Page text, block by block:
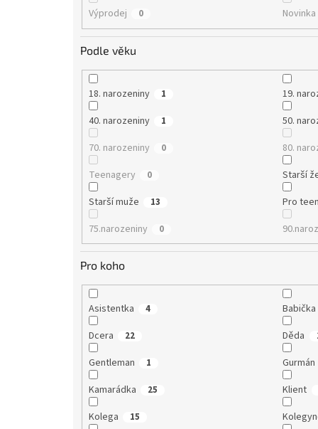
Výprodej 0 Novinka
Podle věku
18. narozeniny 1 19.
40. narozeniny 1 50.
70. narozeniny 0 80.
Teenagery 0 Starší
Starší muže 13 Pro
75.narozeniny 0
Pro koho
Asistentka 4 Babička
Dcera 22 Děda
Gentleman 1 Gurmán
Kamarádka 25 Klient
Kolega 15